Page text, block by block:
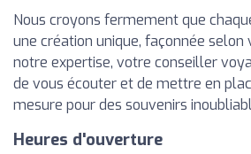
Nous croyons fermement que
une création unique, façonnée selon
notre expertise, votre conseiller
de vous écouter et de mettre en
mesure pour des souvenirs
Heures d'ouverture